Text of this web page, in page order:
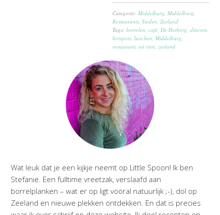
Categorie:Middelburg ,Middelburg
Restaurants ,Steden Zeeland
Tags:borrelen ,café De Herberg ,dineren
hotspots ,lunchen ,Middelburg
restaurant ,uit eten zeeland
Wat leuk dat je een kijkje neemt op Little Spoon! Ik ben
Stefanie. Een fulltime vreetzak, verslaafd aan
borrelplanken – wat er op ligt vooral natuurlijk ;-), dol op
Zeeland en nieuwe plekken ontdekken. En dat is precies